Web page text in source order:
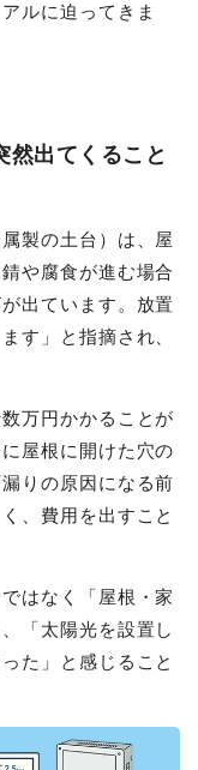
ルに迫ってきま
然出てくること
製の土台）は、屋
や腐食が進む場合
出ています。放置
す」と指摘され、
万円かかることが
屋根に開けた穴の
りの原因になる前
、費用を出すこと
はなく「屋根・家
「太陽光を設置し
た」と感じること